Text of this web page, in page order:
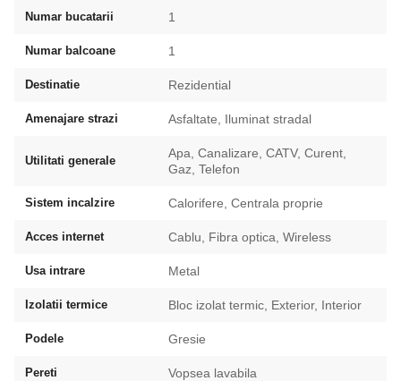
Numar bucatarii 1
Numar balcoane 1
Destinatie Rezidential
Amenajare strazi Asfaltate, Iluminat stradal
Utilitati generale
Apa, Canalizare, CATV, Curent,
Gaz, Telefon
Sistem incalzire Calorifere, Centrala proprie
Acces internet Cablu, Fibra optica, Wireless
Usa intrare Metal
Izolatii termice Bloc izolat termic, Exterior, Interior
Podele Gresie
Pereti Vopsea lavabila